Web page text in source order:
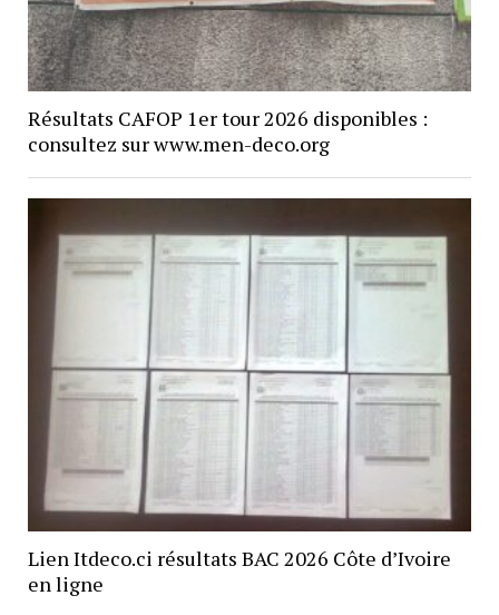
Résultats CAFOP 1er tour 2026 disponibles :
consultez sur www.men-deco.org
Lien Itdeco.ci résultats BAC 2026 Côte d’Ivoire
en ligne